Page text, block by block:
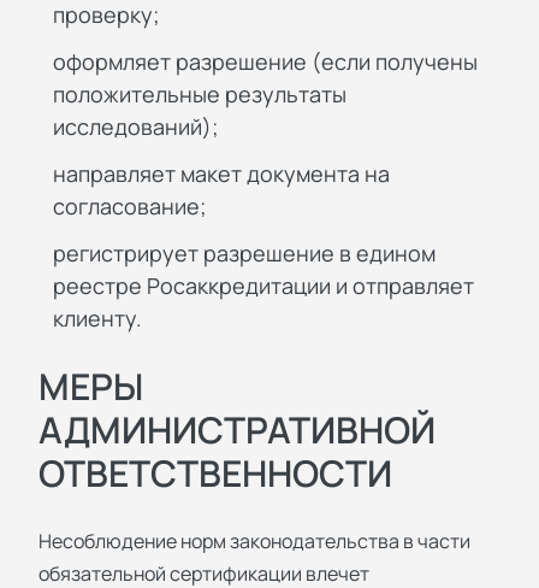
проверку;
оформляет разрешение (если получены
положительные результаты
исследований);
направляет макет документа на
согласование;
регистрирует разрешение в едином
реестре Росаккредитации и отправляет
клиенту.
МЕРЫ
АДМИНИСТРАТИВНОЙ
ОТВЕТСТВЕННОСТИ
Несоблюдение норм законодательства в части
обязательной сертификации влечет